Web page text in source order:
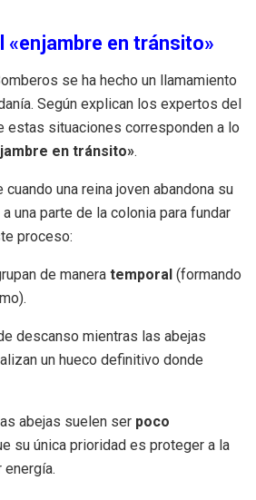
«enjambre en tránsito»
se ha hecho un llamamiento
Según explican los expertos del
estas situaciones corresponden a lo
en tránsito».
una reina joven abandona su
una parte de la colonia para fundar
proceso:
de maneratemporal (formando
descanso mientras las abejas
un hueco definitivo donde
abejas suelen ser poco
su única prioridad es proteger a la
energía.